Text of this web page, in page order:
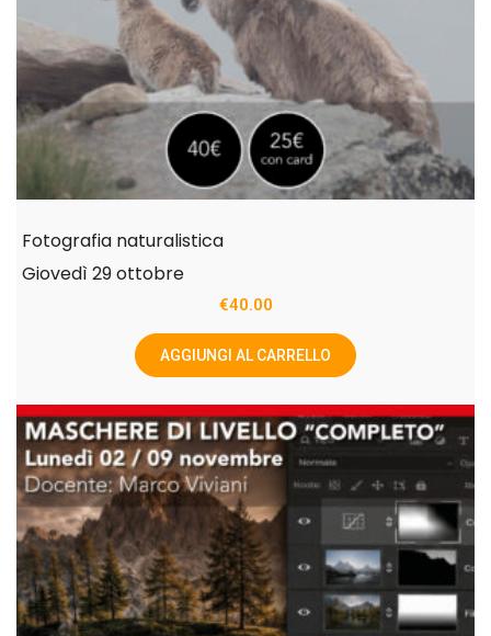
Fotografia naturalistica
Giovedì 29 ottobre
€40.00
AGGIUNGI AL CARRELLO